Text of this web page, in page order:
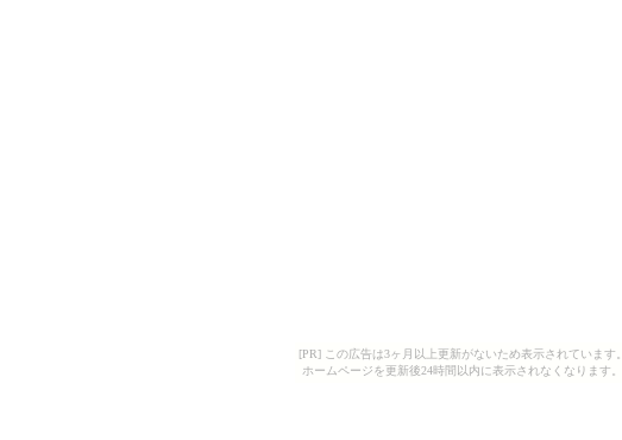
[PR] この広告は3ヶ月以上更新がないため表示されています。
ホームページを更新後24時間以内に表示されなくなります。